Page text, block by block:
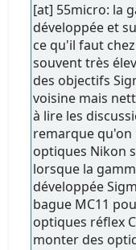
[at] 55micro: la
développée et
ce qu'il faut
souvent très
des objectifs
voisine mais
à lire les
remarque
optiques Nikon
lorsque la
développée
bague MC11
optiques réflex
monter des